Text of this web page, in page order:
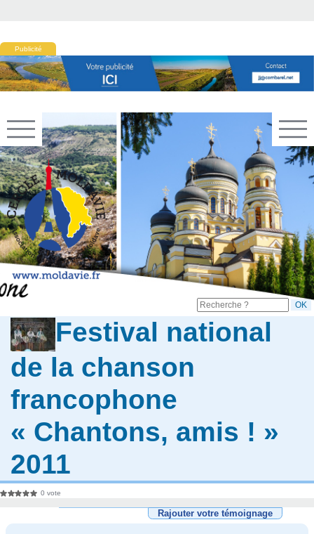
Publicité
Festival national
de la chanson
francophone
« Chantons, amis ! »
2011
0 vote
Rajouter votre témoignage